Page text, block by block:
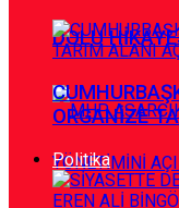
DOLU
ORGANİZE
Politika